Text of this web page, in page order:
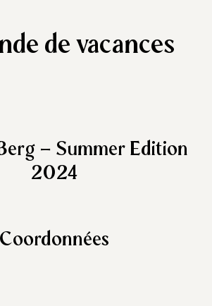
de vacances
– Summer Edition
2024
Coordonnées